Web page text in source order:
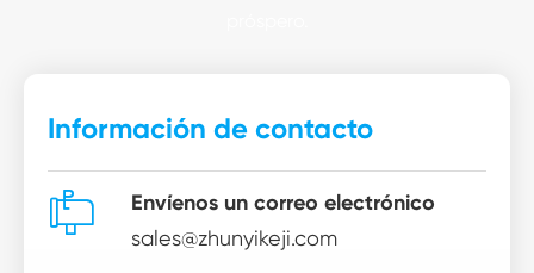
Información de contacto
 Envíenos un correo electrónico
sales@zhunyikeji.com